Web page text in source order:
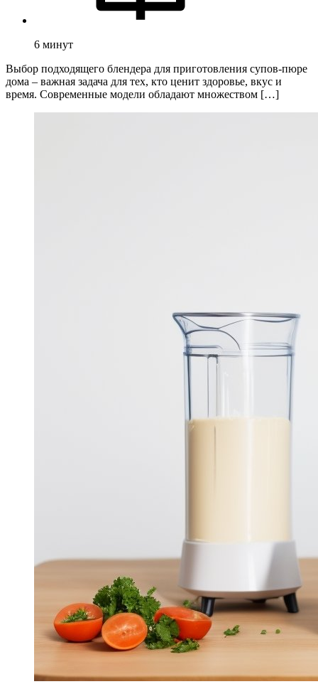
6 минут
Выбор подходящего блендера для приготовления супов-пюре
дома – важная задача для тех, кто ценит здоровье, вкус и
время. Современные модели обладают множеством […]